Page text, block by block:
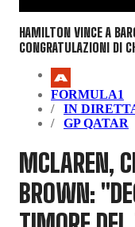
HAMILTON VINCE A
CONGRATULAZIONI DI
FORMULA1
IN
GP QATAR
MCLAREN,
BROWN: